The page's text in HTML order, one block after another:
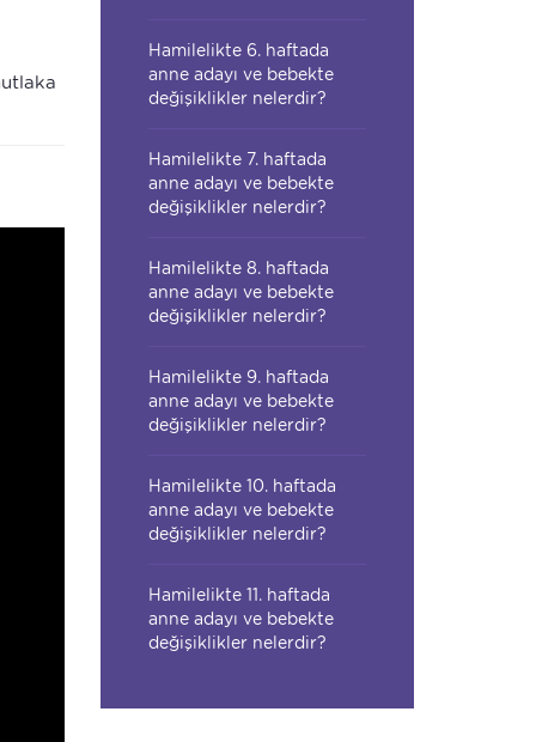
Hamilelikte 6. haftada
anne adayı ve bebekte
değişiklikler nelerdir?
Hamilelikte 7. haftada
anne adayı ve bebekte
değişiklikler nelerdir?
Hamilelikte 8. haftada
anne adayı ve bebekte
değişiklikler nelerdir?
Hamilelikte 9. haftada
anne adayı ve bebekte
değişiklikler nelerdir?
Hamilelikte 10. haftada
anne adayı ve bebekte
değişiklikler nelerdir?
Hamilelikte 11. haftada
anne adayı ve bebekte
değişiklikler nelerdir?